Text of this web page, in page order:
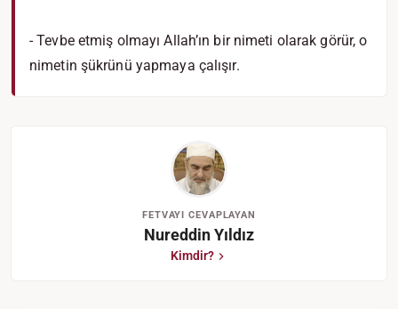
- Tevbe etmiş olmayı Allah’ın bir nimeti olarak görür, o
nimetin şükrünü yapmaya çalışır.
FETVAYI CEVAPLAYAN
Nureddin Yıldız
Kimdir?